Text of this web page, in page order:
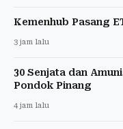
Kemenhub Pasang
3 jam lalu
30 Senjata dan
Pondok Pinang
4 jam lalu